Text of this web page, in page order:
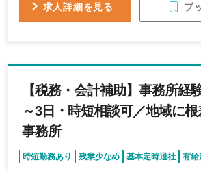
求人詳細を見る
ブ
【税務・会計補助】事務所
～3日・時短相談可／地域に
事務所
時短勤務あり 残業少なめ 基本定時退社
有給